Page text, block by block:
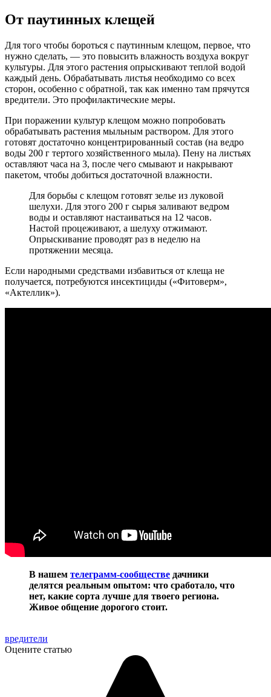
От паутинных клещей
Для того чтобы бороться с паутинным клещом, первое, что
нужно сделать, — это повысить влажность воздуха вокруг
культуры. Для этого растения опрыскивают теплой водой
каждый день. Обрабатывать листья необходимо со всех
сторон, особенно с обратной, так как именно там прячутся
вредители. Это профилактические меры.
При поражении культур клещом можно попробовать
обрабатывать растения мыльным раствором. Для этого
готовят достаточно концентрированный состав (на ведро
воды 200 г тертого хозяйственного мыла). Пену на листьях
оставляют часа на 3, после чего смывают и накрывают
пакетом, чтобы добиться достаточной влажности.
Для борьбы с клещом готовят зелье из луковой
шелухи. Для этого 200 г сырья заливают ведром
воды и оставляют настаиваться на 12 часов.
Настой процеживают, а шелуху отжимают.
Опрыскивание проводят раз в неделю на
протяжении месяца.
Если народными средствами избавиться от клеща не
получается, потребуются инсектициды («Фитоверм»,
«Актеллик»).
В нашем телеграмм-сообществе дачники
делятся реальным опытом: что сработало, что
нет, какие сорта лучше для твоего региона.
Живое общение дорогого стоит.
вредители
Оцените статью